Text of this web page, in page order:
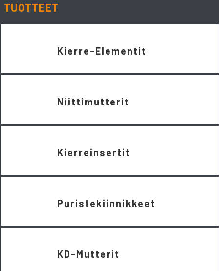
TUOTTEET
Kierre-Elementit
Niittimutterit
Kierreinsertit
Puristekiinnikkeet
KD-Mutterit